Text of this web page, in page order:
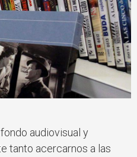
audiovisual y
tanto acercarnos a las